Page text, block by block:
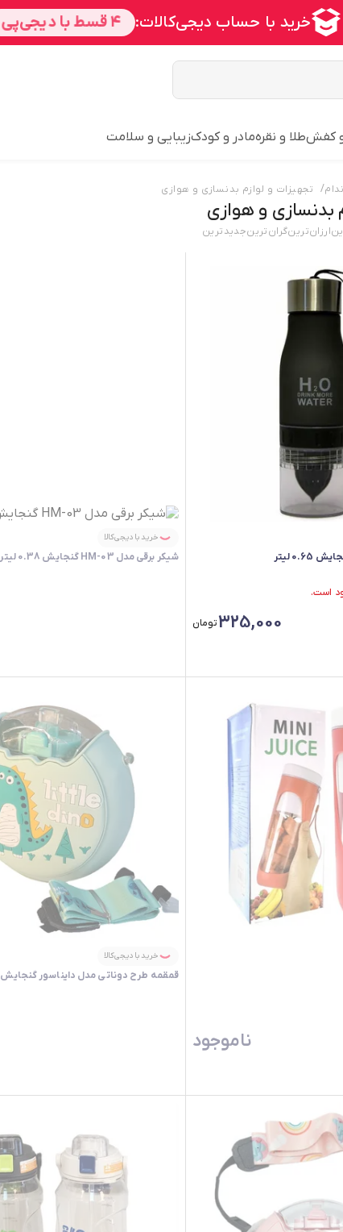
کفشطلا و نقرهمادر و کودکزیبایی و سلامت
/ تجهیزات و لوازم بدنسازی و هوازی
بدنسازی و هوازی
ارزان‌ترینگران‌ترینجدید‌ترین
325,000تومان
خرید با دیجی‌کالا
شیکر برقی مدل HM-03 گنجایش 0.38 لیتر
ناموجود
خرید با دیجی‌کالا
قمقمه طرح دوناتی مدل دایناسور گنجایش 0.38 لیتر